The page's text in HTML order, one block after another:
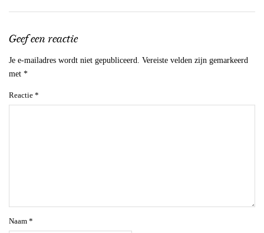
Geef een reactie
Je e-mailadres wordt niet gepubliceerd. Vereiste velden zijn gemarkeerd
met *
Reactie *
Naam *